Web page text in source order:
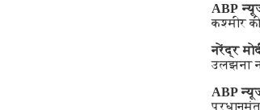
ABP
कश्मीर
नरेंद्र
उलझना
ABP